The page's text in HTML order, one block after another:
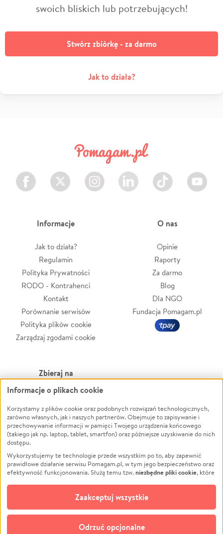
swoich bliskich lub potrzebujących!
Stwórz zbiórkę - za darmo
Jak to działa?
Facebook Twitter Instagram LinkedIn TikTok Youtube
Informacje
Jak to działa?
Regulamin
Polityka Prywatności
RODO - Kontrahenci
Kontakt
Porównanie serwisów
Polityka plików cookie
Zarządzaj zgodami cookie
O nas
Opinie
Raporty
Za darmo
Blog
Dla NGO
Fundacja Pomagam.pl
Zbieraj na
Leczenie
Zwierzęta
Pożar
Ukraina
Pomoc Finansowa
Projekty
Pogrzeb
Społeczność lokalna
Kultura
Powódź
Wichura
NGO
Edukacja
Podróż
Impreza
Ochrona środowiska
Biznes
Informacje o plikach cookie
Korzystamy z plików cookie oraz podobnych rozwiązań technologicznych,
zarówno własnych, jak i naszych partnerów. Obejmuje to zapisywanie i
przechowywanie informacji w pamięci Twojego urządzenia końcowego
(takiego jak np. laptop, tablet, smartfon) oraz późniejsze uzyskiwanie do nich
dostępu.
Wykorzystujemy te technologie przede wszystkim po to, aby zapewnić
prawidłowe działanie serwisu Pomagam.pl, w tym jego bezpieczeństwo oraz
efektywność funkcjonowania. Służą temu tzw.niezbędne pliki cookie, które
opcjonalnych plików cookie
technologii do celów analitycznych i retargetingowych. Możesz wyrazić
zgodę na ich stosowanie lub jej odmówić. W dowolnym momencie masz
możliwość zmiany swoich preferencji na stronie „Zarządzaj zgodami cookie”,
do której link znajdziesz w stopce serwisu Pomagam.pl. Opcjonalne pliki
Odrzuć opcjonalne
Zaakceptuj wszystkie